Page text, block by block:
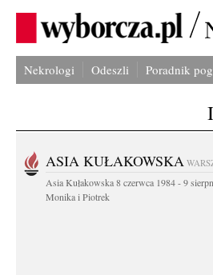
Nekrologi Odeszli Poradnik
ASIA KUŁAKOWSKA
Asia Kułakowska 8 czerwca 1984 - 9
Monika i Piotrek